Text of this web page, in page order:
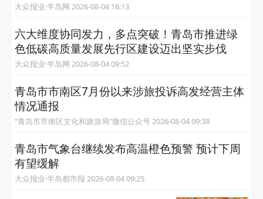
大众报业·半岛网 2026-08-04 16:13
六大维度协同发力，多点突破！青岛市推进绿
色低碳高质量发展先行区建设迈出坚实步伐
大众报业·半岛网 2026-08-04 09:52
青岛市市南区7月份以来涉旅投诉高发经营主体
情况通报
“青岛市市南区文化和旅游局”微信公众号 2026-08-04 09:38
青岛市气象台继续发布高温橙色预警 预计下周
有望缓解
大众报业·半岛都市报 2026-08-04 09:25